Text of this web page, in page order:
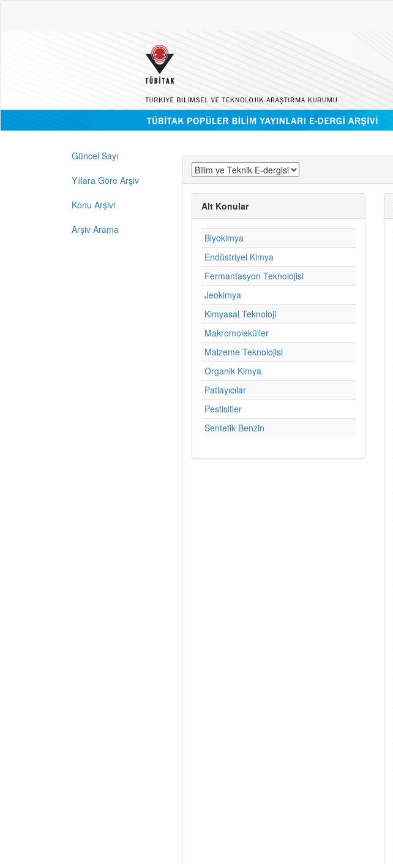
Güncel Sayı
Yıllara Göre Arşiv
Konu Arşivi
Arşiv Arama
Alt Konular
Biyokimya
Endüstriyel Kimya
Fermantasyon Teknolojisi
Jeokimya
Kimyasal Teknoloji
Makromoleküller
Malzeme Teknolojisi
Organik Kimya
Patlayıcılar
Pestisitler
Sentetik Benzin